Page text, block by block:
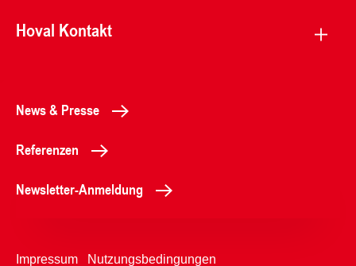
Hoval Kontakt
News & Presse
Referenzen
Newsletter-Anmeldung
Impressum Nutzungsbedingungen